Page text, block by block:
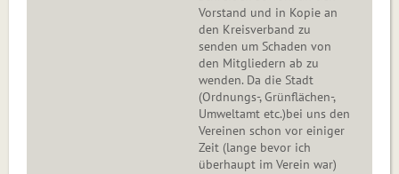
Vorstand und in Kopie an
den Kreisverband zu
senden um Schaden von
den Mitgliedern ab zu
wenden. Da die Stadt
(Ordnungs-, Grünflächen-,
Umweltamt etc.)bei uns den
Vereinen schon vor einiger
Zeit (lange bevor ich
überhaupt im Verein war)